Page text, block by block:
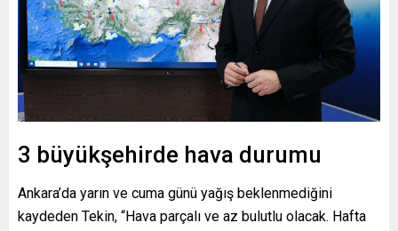
3 büyükşehirde hava durumu
Ankara’da yarın ve cuma günü yağış beklenmediğini
kaydeden Tekin, “Hava parçalı ve az bulutlu olacak. Hafta